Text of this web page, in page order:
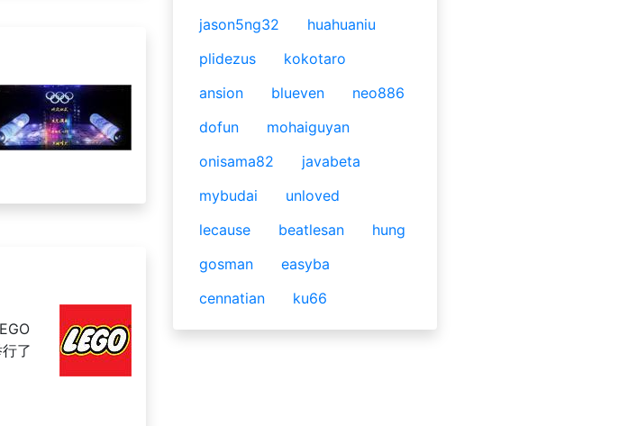
了
jason5ng32
huahuaniu
plidezus
kokotaro
ansion
blueven
neo886
dofun
mohaiguyan
onisama82
javabeta
mybudai
unloved
lecause
beatlesan
hung
gosman
easyba
cennatian
ku66